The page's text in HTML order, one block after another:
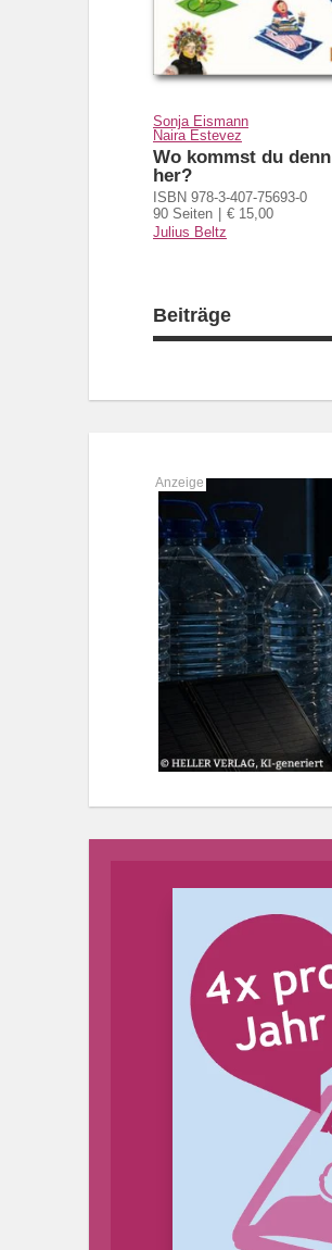
Sonja Eismann
Naira Estevez
Wo kommst du denn
her?
ISBN 978-3-407-75693-0
90 Seiten
€ 15,00
Julius Beltz
Beiträge